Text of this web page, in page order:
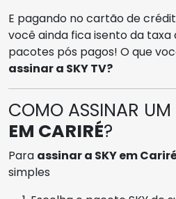
E pagando no cartão de
você ainda fica isento da taxa
pacotes pós pagos! O que
assinar a SKY TV?
COMO ASSINAR UM
EM CARIRÉ?
Para assinar a SKY em
simples